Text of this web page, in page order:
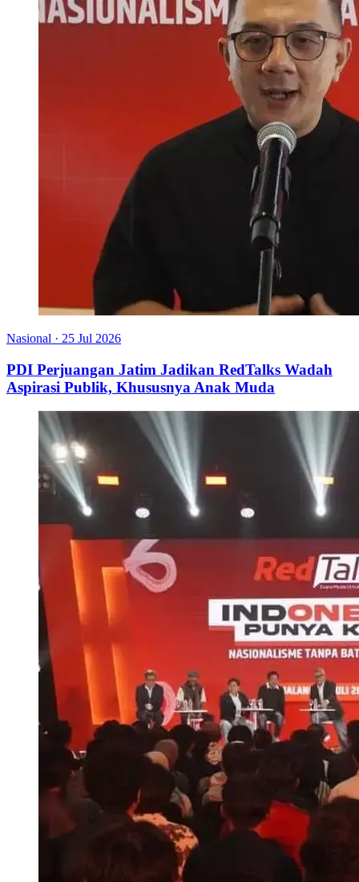
Nasional · 25 Jul 2026
PDI Perjuangan Jatim Jadikan RedTalks Wadah
Aspirasi Publik, Khususnya Anak Muda